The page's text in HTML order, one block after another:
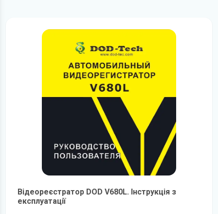
Відеореєстратор DOD V680L. Інструкція з
експлуатації